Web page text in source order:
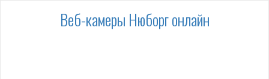
Веб-камеры Нюборг онлайн